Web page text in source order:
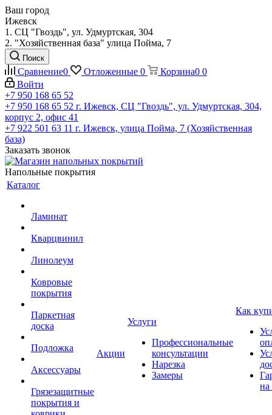
Ваш город
Ижевск
1. СЦ "Гвоздь", ул. Удмуртская, 304
2. "Хозяйственная база" улица Пойма, 7
Поиск
Сравнение0 Отложенные 0 Корзина0 0
Войти
+7 950 168 65 52
+7 950 168 65 52 г. Ижевск, СЦ "Гвоздь", ул. Удмуртская, 304,
корпус 2, офис 41
+7 922 501 63 11 г. Ижевск, улица Пойма, 7 (Хозяйственная
база)
Заказать звонок
Напольные покрытия
Каталог
Ламинат
Кварцвинил
Линолеум
Ковровые
покрытия
Паркетная
доска
Подложка
Аксессуары
Грязезащитные
покрытия и
Акции
Услуги
Профессиональные
консультации
Нарезка
Замеры
Как
на